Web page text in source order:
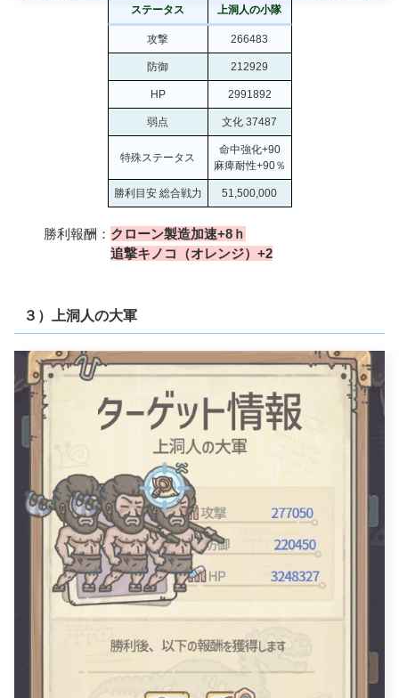
ステータス 上洞人の小隊
攻撃 266483
防御 212929
HP 2991892
弱点 文化 37487
特殊ステータス
命中強化+90
麻痺耐性+90％
勝利目安 総合戦力 51,500,000
勝利報酬： クローン製造加速+8ｈ
追撃キノコ（オレンジ）+2
３）上洞人の大軍